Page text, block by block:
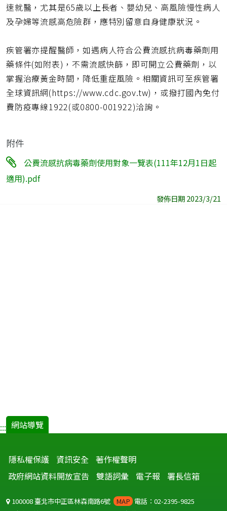
速就醫，尤其是65歲以上長者、嬰幼兒、高風險慢性病人
及孕婦等流感高危險群，應特別留意自身健康狀況。
疾管署亦提醒醫師，如遇病人符合公費流感抗病毒藥劑用
藥條件(如附表)，不需流感快篩，即可開立公費藥劑，以
掌握治療黃金時間，降低重症風險。相關資訊可至疾管署
全球資訊網(https://www.cdc.gov.tw)，或撥打國內免付
費防疫專線1922(或0800-001922)洽詢。
附件
公費流感抗病毒藥劑使用對象一覽表(111年12月1日起
適用).pdf
發佈日期 2023/3/21
::: 網站導覽
隱私權保護 資訊安全 著作權聲明
政府網站資料開放宣告
雙語詞彙 電子報 署長信箱
100008 臺北市中正區林森南路6號 MAP 電話：02-2395-9825